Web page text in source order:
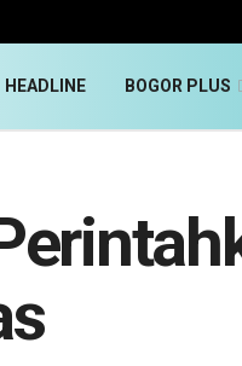
HEADLINE BOGOR PLUS